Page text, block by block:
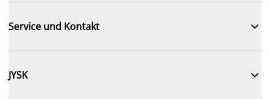
Service und Kontakt 
JYSK 